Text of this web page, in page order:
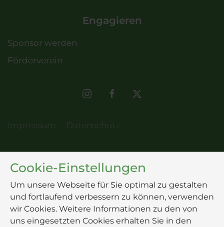
Engagieren
Sponsor werden
Förderverein
Cookie-Einstellungen
Um unsere Webseite für Sie optimal zu gestalten
und fortlaufend verbessern zu können, verwenden
wir Cookies. Weitere Informationen zu den von
uns eingesetzten Cookies erhalten Sie in den